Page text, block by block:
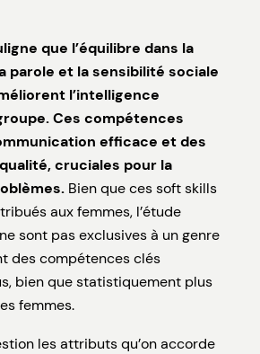
que l’équilibre dans la
parole et la sensibilité sociale
l’intelligence
Ces compétences
efficace et des
cruciales pour la
Bien que ces soft skills
aux femmes, l’étude
sont pas exclusives à un genre
des compétences clés
bien que statistiquement plus
femmes.
les attributs qu’on accorde